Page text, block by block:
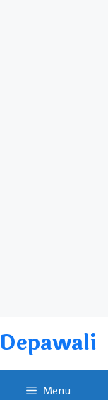
Depawali
Menu